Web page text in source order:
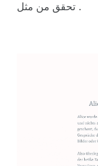
تحقق من مثل .